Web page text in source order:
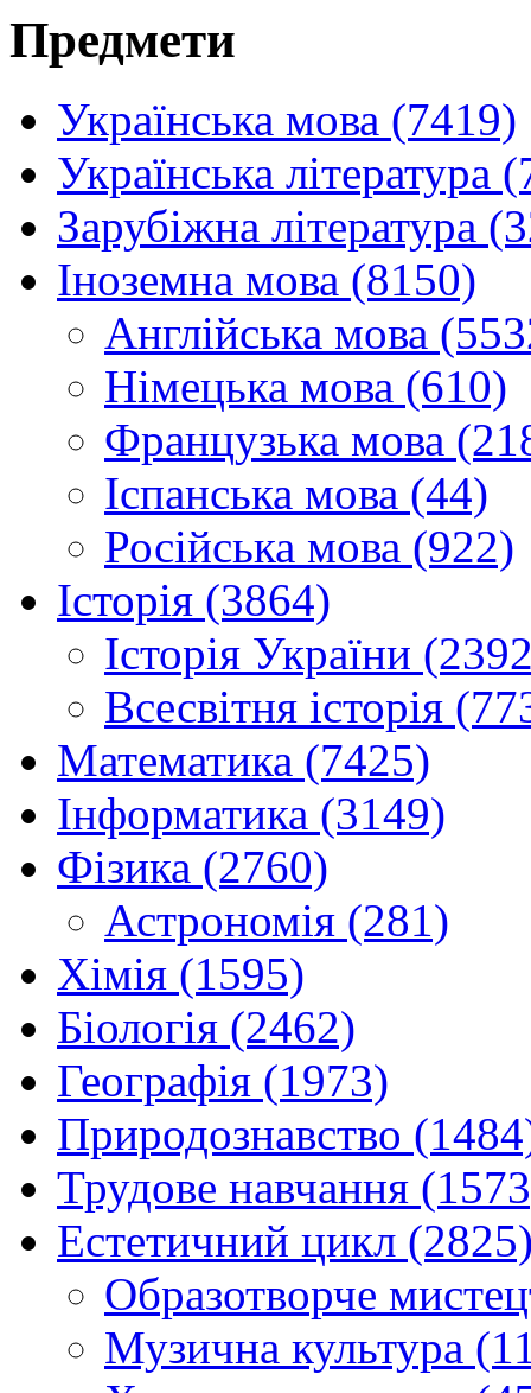
Предмети
Українська мова (7419)
Українська література
Зарубіжна література
Іноземна мова (8150)
Англійська мова
Німецька мова (610)
Французька мова
Іспанська мова (44)
Російська мова (922)
Історія (3864)
Історія України
Всесвітня історія
Математика (7425)
Інформатика (3149)
Фізика (2760)
Астрономія (281)
Хімія (1595)
Біологія (2462)
Географія (1973)
Природознавство
Трудове навчання
Естетичний цикл
Образотворче
Музична культура